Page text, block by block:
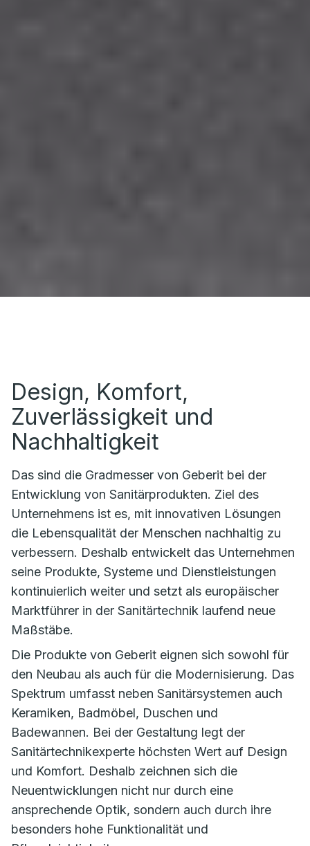
Design, Komfort,
Zuverlässigkeit und
Nachhaltigkeit
Das sind die Gradmesser von Geberit bei der
Entwicklung von Sanitärprodukten. Ziel des
Unternehmens ist es, mit innovativen Lösungen
die Lebensqualität der Menschen nachhaltig zu
verbessern. Deshalb entwickelt das Unternehmen
seine Produkte, Systeme und Dienstleistungen
kontinuierlich weiter und setzt als europäischer
Marktführer in der Sanitärtechnik laufend neue
Maßstäbe.
Die Produkte von Geberit eignen sich sowohl für
den Neubau als auch für die Modernisierung. Das
Spektrum umfasst neben Sanitärsystemen auch
Keramiken, Badmöbel, Duschen und
Badewannen. Bei der Gestaltung legt der
Sanitärtechnikexperte höchsten Wert auf Design
und Komfort. Deshalb zeichnen sich die
Neuentwicklungen nicht nur durch eine
ansprechende Optik, sondern auch durch ihre
besonders hohe Funktionalität und